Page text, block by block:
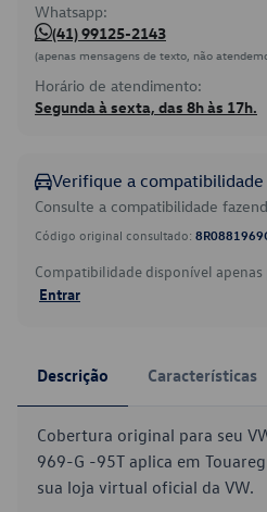
Whatsapp:
(41) 99125-2143
(apenas mensagens de texto, não
Horário de atendimento:
Segunda à sexta, das 8h às 17h.
Verifique a compatibilidade
Consulte a compatibilidade
Código original consultado:
Compatibilidade disponível
Entrar
Descrição Características
Cobertura original para seu
969-G -95T aplica em
sua loja virtual oficial da VW.